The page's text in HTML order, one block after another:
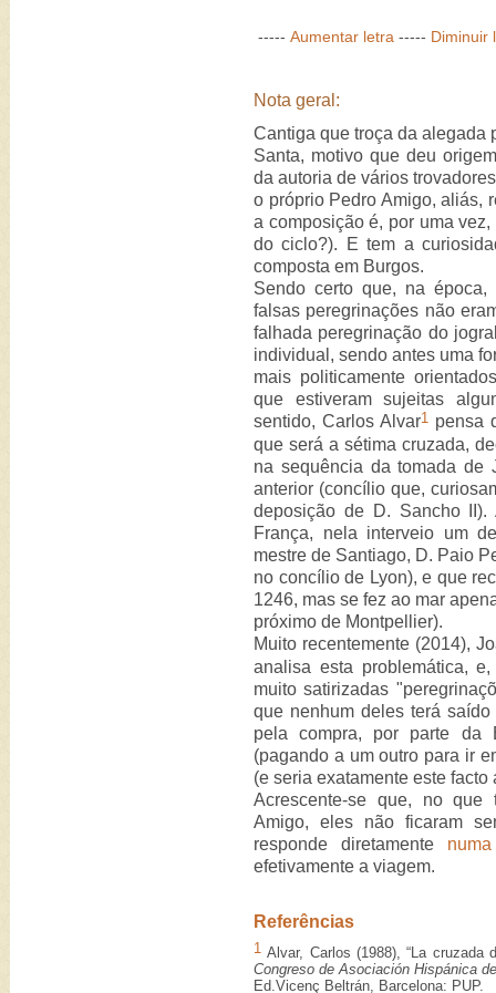
----- Aumentar letra ----- Diminuir
Nota geral:
Cantiga que troça da alegada
Santa, motivo que deu
da autoria de vários
o próprio Pedro Amigo, aliás,
a composição é, por uma
do ciclo?). E tem a
composta em Burgos.
Sendo certo que, na
falsas peregrinações não
falhada peregrinação do
individual, sendo antes uma
mais politicamente
que estiveram sujeitas
sentido, Carlos Alvar1
pensa
que será a sétima cruzada,
na sequência da tomada de
anterior (concílio que,
deposição de D. Sancho
França, nela interveio um
mestre de Santiago, D. Paio
no concílio de Lyon), e que
1246, mas se fez ao mar
próximo de Montpellier).
Muito recentemente (2014),
analisa esta problemática,
muito satirizadas
que nenhum deles terá
pela compra, por parte da
(pagando a um outro para ir
(e seria exatamente este
Acrescente-se que, no
Amigo, eles não ficaram
responde diretamente
efetivamente a viagem.
Referências
1 Alvar, Carlos (1988), “La cruzada
Congreso de Asociación Hispánica
Ed.Vicenç Beltrán, Barcelona: PUP.